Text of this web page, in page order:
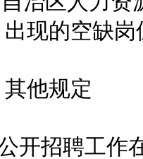
出现的空缺
他规定
招聘工作在